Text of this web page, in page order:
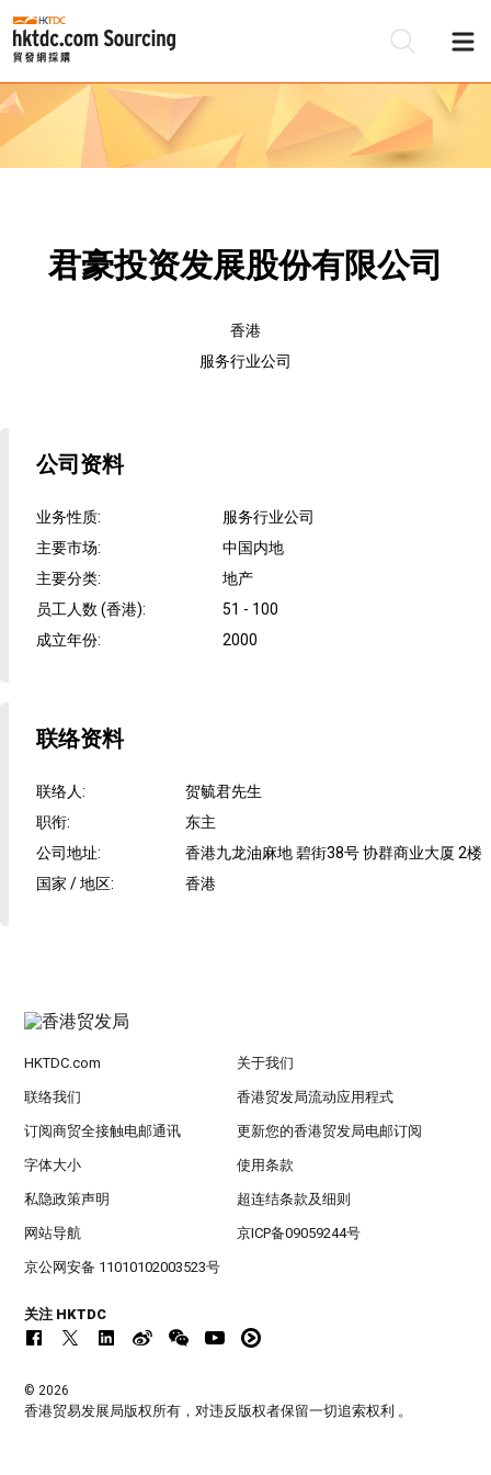
君豪投资发展股份有限公司
香港
服务行业公司
公司资料
业务性质:
服务行业公司
主要市场:
中国内地
主要分类:
地产
员工人数 (香港):
51 - 100
成立年份: 2000
联络资料
联络人:
贺毓君先生
职衔:
东主
公司地址:
香港九龙油麻地 碧街38号 协群商业大厦 2楼
国家 / 地区: 香港
HKTDC.com 关于我们
联络我们 香港贸发局流动应用程式
订阅商贸全接触电邮通讯 更新您的香港贸发局电邮订阅
字体大小 使用条款
私隐政策声明 超连结条款及细则
网站导航 京ICP备09059244号
京公网安备 11010102003523号
关注 HKTDC
© 2026
香港贸易发展局版权所有，对违反版权者保留一切追索权利 。